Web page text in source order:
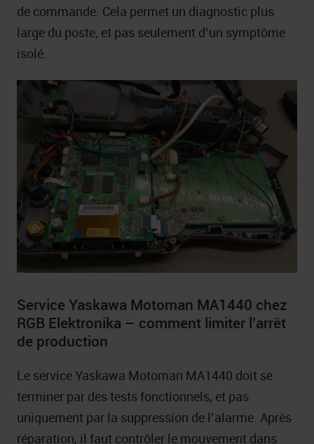
de commande. Cela permet un diagnostic plus
large du poste, et pas seulement d’un symptôme
isolé.
Service Yaskawa Motoman MA1440 chez
RGB Elektronika – comment limiter l’arrêt
de production
Le service Yaskawa Motoman MA1440 doit se
terminer par des tests fonctionnels, et pas
uniquement par la suppression de l’alarme. Après
réparation, il faut contrôler le mouvement dans